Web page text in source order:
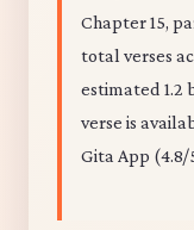
Chapter 15,
total verses
estimated 1.2
verse is
Gita App (4.8/